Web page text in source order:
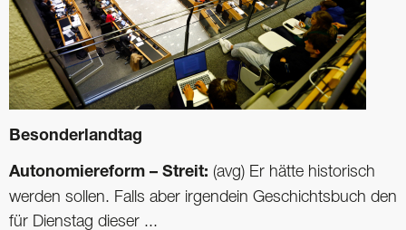
Besonderlandtag
Autonomiereform – Streit: (avg) Er hätte historisch
werden sollen. Falls aber irgendein Geschichtsbuch den
für Dienstag dieser ...